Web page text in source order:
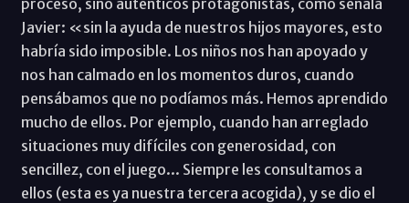
Javier: «sin la ayuda de nuestros hijos mayores, esto
habría sido imposible. Los niños nos han apoyado y
nos han calmado en los momentos duros, cuando
pensábamos que no podíamos más. Hemos aprendido
mucho de ellos. Por ejemplo, cuando han arreglado
situaciones muy difíciles con generosidad, con
sencillez, con el juego... Siempre les consultamos a
ellos (esta es ya nuestra tercera acogida), y se dio el